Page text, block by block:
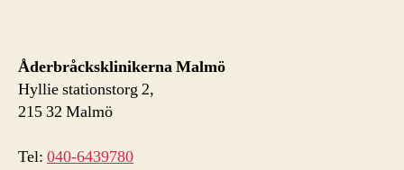
Åderbråcksklinikerna Malmö
Hyllie stationstorg 2,
215 32 Malmö
Tel: 040-6439780